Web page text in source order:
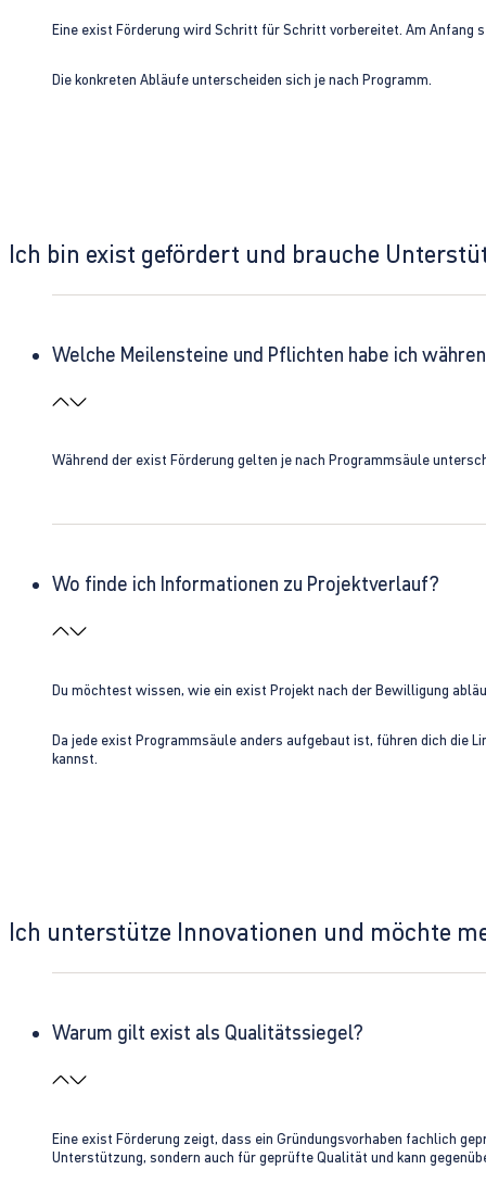
Eine exist Förderung wird Schritt für Schritt vorbereitet. Am Anfang
Die konkreten Abläufe unterscheiden sich je nach Programm.
Ich bin exist gefördert und brauche
Welche Meilensteine und Pflichten habe ich
Während der exist Förderung gelten je nach Programmsäule
Wo finde ich Informationen zu Projektverlauf?
Du möchtest wissen, wie ein exist Projekt nach der Bewilligung
Da jede exist Programmsäule anders aufgebaut ist, führen dich die
kannst.
Ich unterstütze Innovationen und möchte
Warum gilt exist als Qualitätssiegel?
Eine exist Förderung zeigt, dass ein Gründungsvorhaben fachlich
Unterstützung, sondern auch für geprüfte Qualität und kann